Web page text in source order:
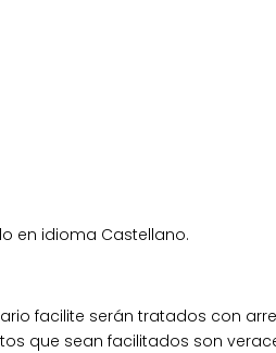
en idioma Castellano.
facilite serán tratados con
que sean facilitados son